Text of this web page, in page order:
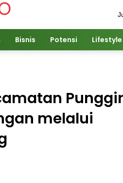
Bisnis Potensi Lifestyle
melalui